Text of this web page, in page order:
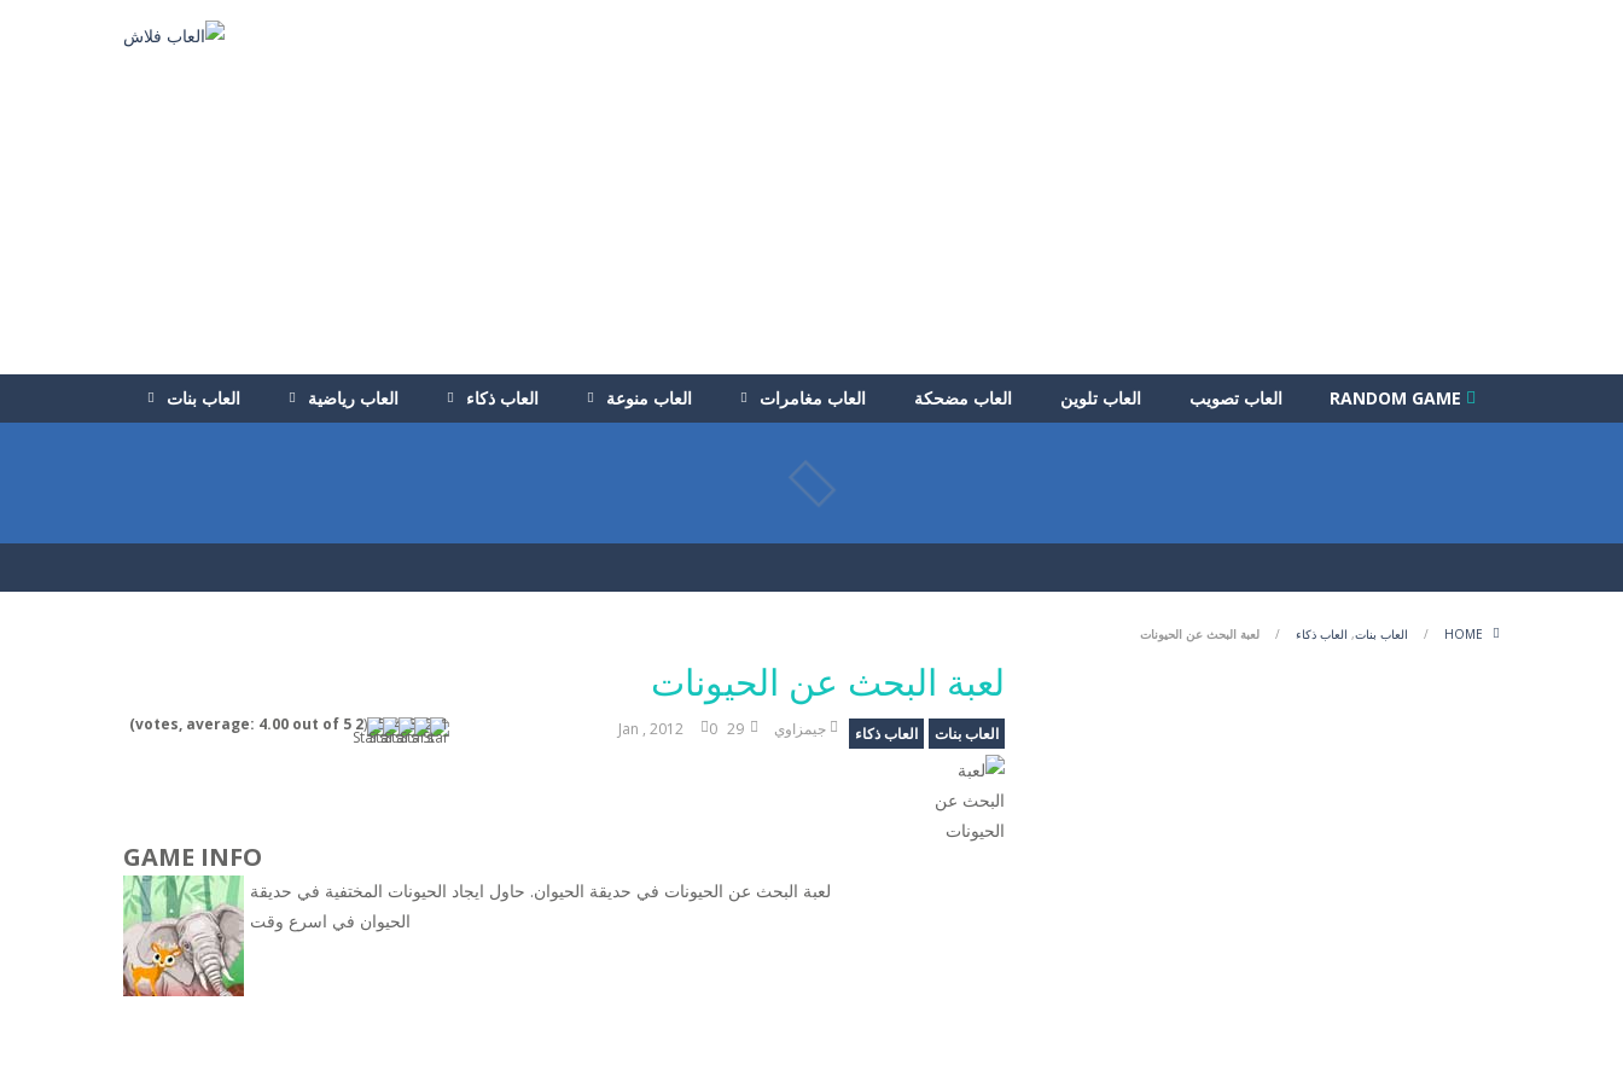
العاب بنات العاب رياضية العاب ذكاء العاب منوعة العاب مغامرات العاب مضحكة العاب تلوين العاب تصويب
/ العاب بنات, العاب ذكاء / لعبة البحث عن الحيونات
لعبة البحث عن الحيونات
(
2
4.00 out of 5) العاب بنات العاب ذكاء جيمزاوي 29 Jan , 2012
0
GAME INFO
لعبة البحث عن الحيونات في حديقة الحيوان. حاول ايجاد الحيونات المختفية في حديقة
الحيوان في اسرع وقت